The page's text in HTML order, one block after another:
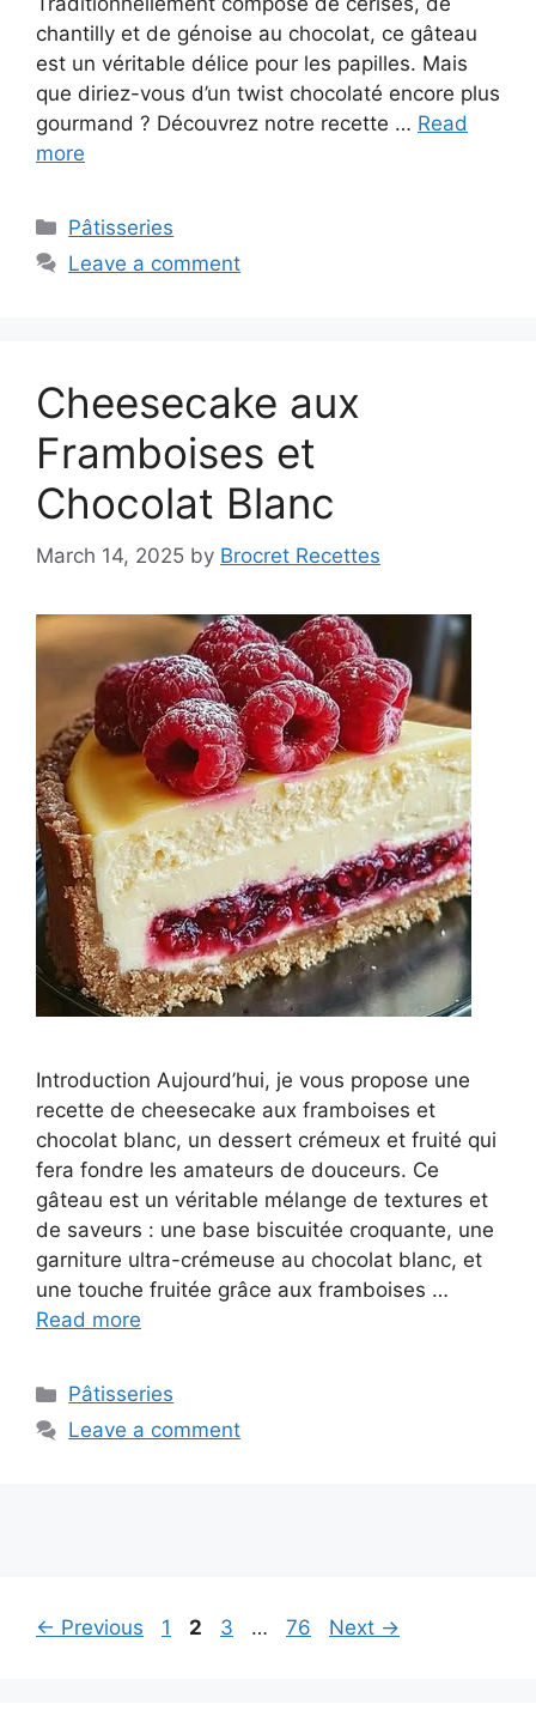
chantilly et de génoise au chocolat, ce gâteau
est un véritable délice pour les papilles. Mais
que diriez-vous d’un twist chocolaté encore plus
gourmand ? Découvrez notre recette … Read
more
Categories
Pâtisseries
Leave a comment
Cheesecake aux
Framboises et
Chocolat Blanc
March 14, 2025 by Brocret Recettes
Introduction Aujourd’hui, je vous propose une
recette de cheesecake aux framboises et
chocolat blanc, un dessert crémeux et fruité qui
fera fondre les amateurs de douceurs. Ce
gâteau est un véritable mélange de textures et
de saveurs : une base biscuitée croquante, une
garniture ultra-crémeuse au chocolat blanc, et
une touche fruitée grâce aux framboises …
Read more
Categories
Pâtisseries
Leave a comment
← Previous Page
1 Page
2 Page
3 … Page
76 Next →